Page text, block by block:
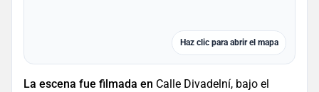
Haz clic para abrir el mapa
La escena fue filmada en Calle Divadelní, bajo el